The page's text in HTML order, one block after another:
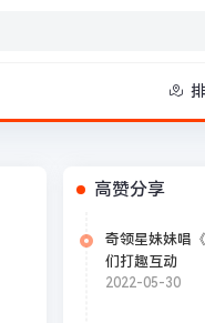
高赞分享
奇领星妹妹唱
们打趣互动
2022-05-30